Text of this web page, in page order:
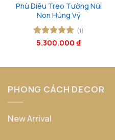
Phù Điêu Treo Tường Núi
Non Hùng Vỹ
Được xếp
(1)
5.300.000 ₫
PHONG CÁCH DECOR
New Arrival